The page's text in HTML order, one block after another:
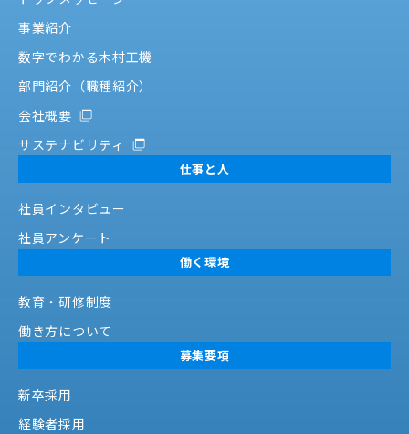
事業紹介
数字でわかる木村工機
部門紹介（職種紹介）
会社概要
サステナビリティ
仕事と人
社員インタビュー
社員アンケート
働く環境
教育・研修制度
働き方について
募集要項
新卒採用
経験者採用